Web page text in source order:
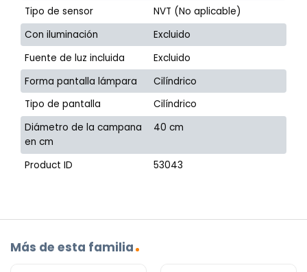
Tipo de sensor
NVT (No aplicable)
Con iluminación
Excluido
Fuente de luz incluida
Excluido
Forma pantalla lámpara
Cilíndrico
Tipo de pantalla
Cilíndrico
Diámetro de la campana
en cm
40 cm
Product ID 53043
Más de esta familia